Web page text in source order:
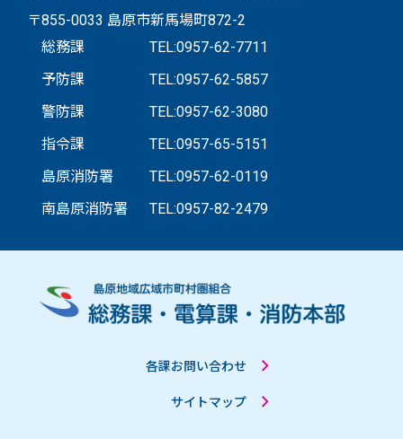
〒855-0033 島原市新馬場町872-2
総務課
TEL:0957-62-7711
予防課
TEL:0957-62-5857
警防課
TEL:0957-62-3080
指令課
TEL:0957-65-5151
島原消防署
TEL:0957-62-0119
南島原消防署
TEL:0957-82-2479
各課お問い合わせ
サイトマップ